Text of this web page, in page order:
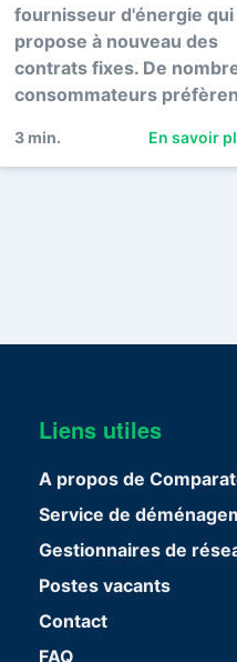
fournisseur d'énergie qui
propose à nouveau des
contrats fixes. De
consommateurs
3 min. En savoir
Liens utiles
A propos de
Service de
Gestionnaires de
Postes vacants
Contact
FAQ